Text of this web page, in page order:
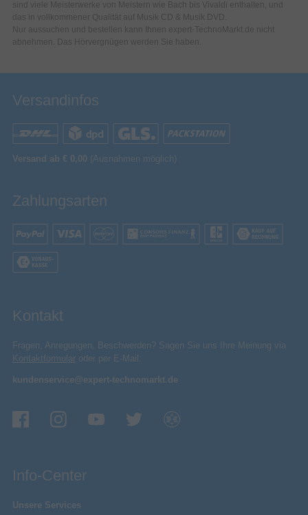
sind viele Meisterwerke von Meistern wie Bach bis Vivaldi enthalten, und
das in vollkommener Qualität auf Musik CD & Musik DVD.
Nur aussuchen und bestellen kann Ihnen expert-TechnoMarkt.de nicht
abnehmen. Das Hörvergnügen werden Sie haben.
Versandinfos
Versand ab € 0,00 (Ausnahmen möglich)
Zahlungsarten
Kontakt
Fragen, Anregungen, Beschwerden? Sagen Sie uns Ihre Meinung via
Kontaktformular oder per E-Mail:
kundenservice@expert-technomarkt.de
Info-Center
Unsere Services